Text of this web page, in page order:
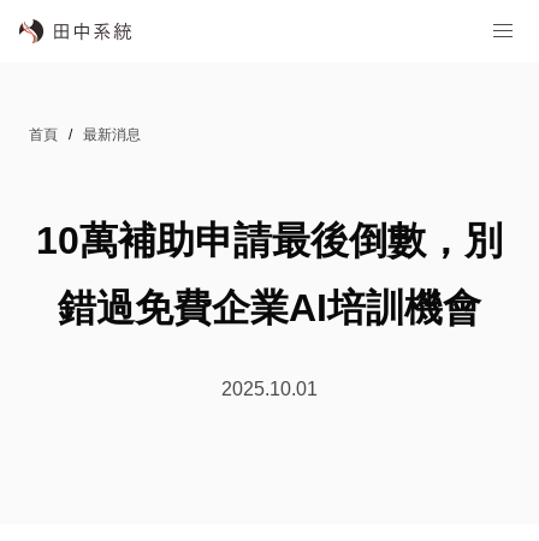
首頁 最新消息
10萬補助申請最後倒數，別
錯過免費企業AI培訓機會
2025.10.01